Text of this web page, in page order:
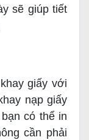
sẽ giúp tiết
giấy với
nạp giấy
có thể in
cần phải